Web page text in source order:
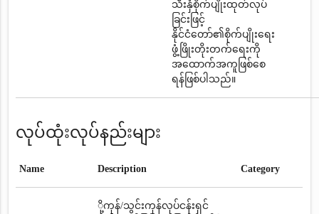
သီးနှံစိုက်ပျိုးထုတ်လုပ်
ခြင်းဖြင့်
နိုင်ငံတော်၏စိုက်ပျိုးရေး
ဖွံ့ဖြိုးတိုးတက်ရေးကို
အထောက်အကူဖြစ်စေ
ရန်ဖြစ်ပါသည်။
လုပ်ထုံးလုပ်နည်းများ
Name Description Category
ို့ကုန်/သွင်းကုန်လုပ်ငန်းရှင်